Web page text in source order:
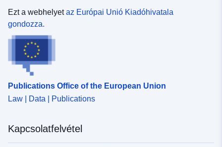
47.23942 ], [ 6.098034,
9a64-4eac-b56b-c0b62fdd15a1
Ezt a webhelyetaz Európai Unió Kiadóhivatala
gondozza.
Publications Office of the European Union
Law | Data | Publications
Kapcsolatfelvétel